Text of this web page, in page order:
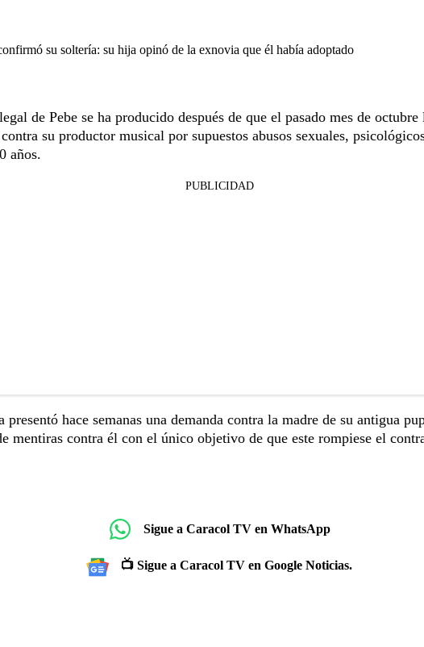
su soltería: su hija opinó de la exnovia que él había adoptado
de Pebe se ha producido después de que el pasado mes de
su productor musical por supuestos abusos sexuales,
años.
PUBLICIDAD
hace semanas una demanda contra la madre de su antigua
mentiras contra él con el único objetivo de que este rompiese el
Sigue a Caracol TV en WhatsApp
📺 Sigue a Caracol TV en Google Noticias.